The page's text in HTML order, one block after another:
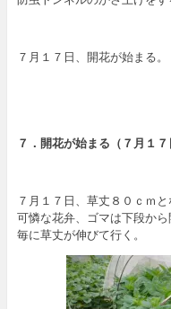
７月１７日、開花が始まる。
７．開花が始まる（７月１７
７月１７日、草丈８０ｃｍ
可憐な花弁、ゴマは下段か
毎に草丈が伸びて行く。